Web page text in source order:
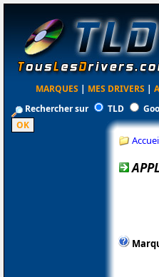
MARQUES | MES DRIVERS |
Rechercher sur
TLD